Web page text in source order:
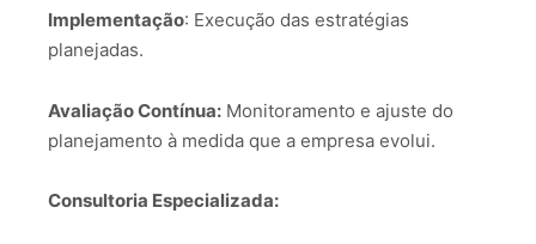
Implementação: Execução das estratégias
planejadas.
Avaliação Contínua: Monitoramento e ajuste do
planejamento à medida que a empresa evolui.
Consultoria Especializada: